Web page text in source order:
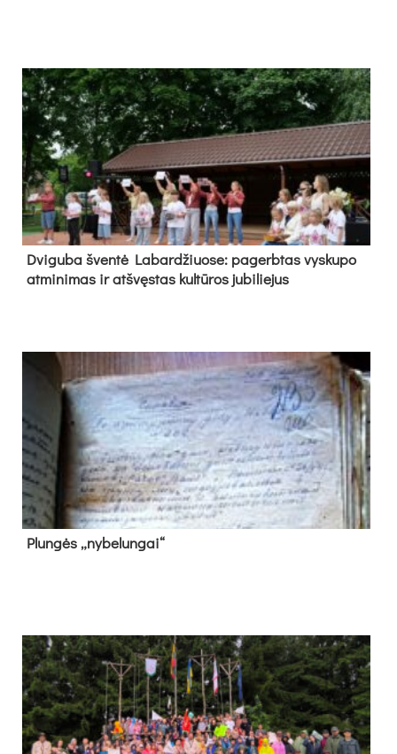
Dvi­gu­ba šven­tė La­bar­džiuo­se: pa­gerb­tas vys­ku­po
at­mi­ni­mas ir at­švęs­tas kul­tū­ros ju­bi­lie­jus
Plun­gės „ny­be­lun­gai“